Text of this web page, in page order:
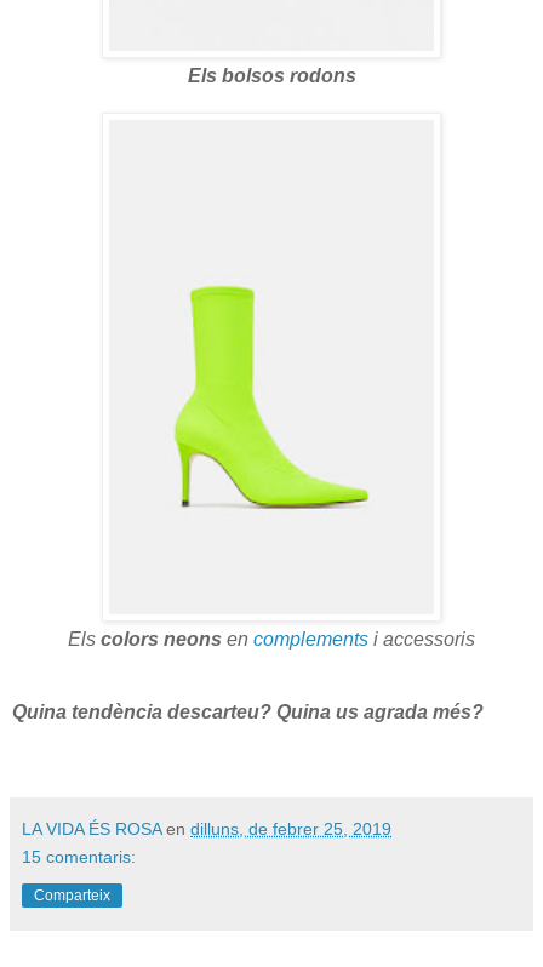
Els bolsos rodons
Els colors neons en complements i accessoris
Quina tendència descarteu? Quina us agrada més?
LA VIDA ÉS ROSA en dilluns, de febrer 25, 2019
15 comentaris:
Comparteix